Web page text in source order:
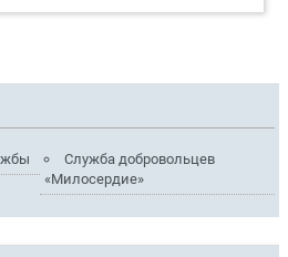
Служба добровольцев
«Милосердие»